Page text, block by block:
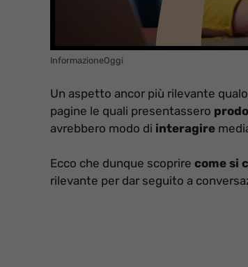
InformazioneOggi
Un aspetto ancor più rilevante
pagine le quali presentassero
avrebbero modo di interagire
Ecco che dunque scoprire come si
rilevante per dar seguito a